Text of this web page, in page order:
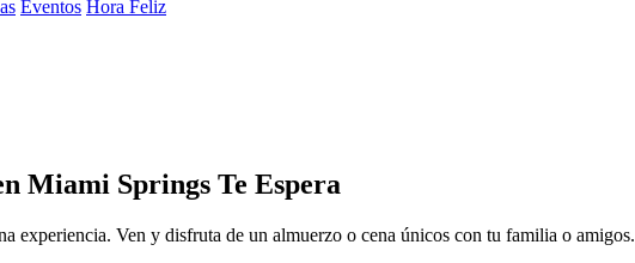
Eventos Hora Feliz
Miami Springs Te Espera
experiencia. Ven y disfruta de un almuerzo o cena únicos con tu familia o amigos.